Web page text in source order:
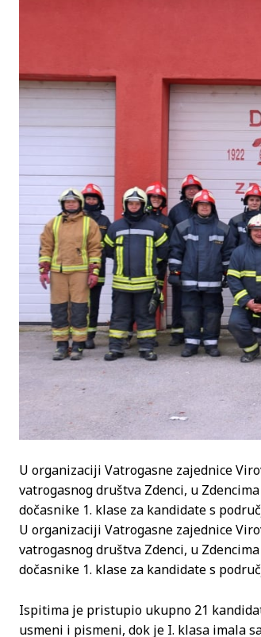
U organizaciji Vatrogasne zajednice
vatrogasnog društva Zdenci, u
dočasnike 1. klase za kandidate s
U organizaciji Vatrogasne zajednice
vatrogasnog društva Zdenci, u
dočasnike 1. klase za kandidate s
Ispitima je pristupio ukupno 21
usmeni i pismeni, dok je I. klasa imala